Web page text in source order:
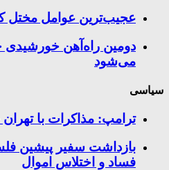
عجیب‌ترین عوامل مختل
دومین راه‌آهن خورشیدی
می‌شود
سیاسی
ترامپ: مذاکرات با
بازداشت سفیر پیشین
فساد و اختلاس اموال